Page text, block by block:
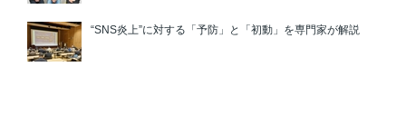
“SNS炎上”に対する「予防」と「初動」を専門家が解説